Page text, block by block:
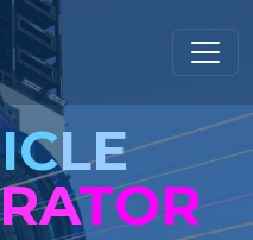
ICLE
RATOR